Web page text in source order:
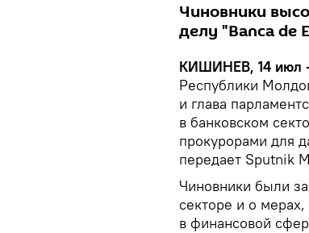
Чиновники
делу "Bаncа de
КИШИНЕВ, 14 июл
Республики
и глава
в банковском
прокурорами для
передает Sputnik
Чиновники были
секторе и о
в финансовой